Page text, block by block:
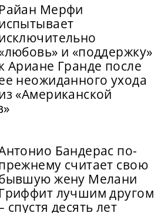
Райан Мерфи
и «поддержку»
Ариане Гранде после
неожиданного ухода
«Американской
Бандерас по-
считает свою
жену Мелани
Гриффит лучшим другом
спустя десять лет